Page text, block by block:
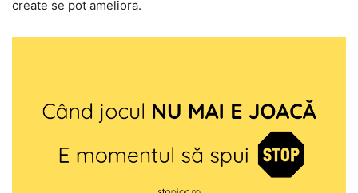
create se pot ameliora.